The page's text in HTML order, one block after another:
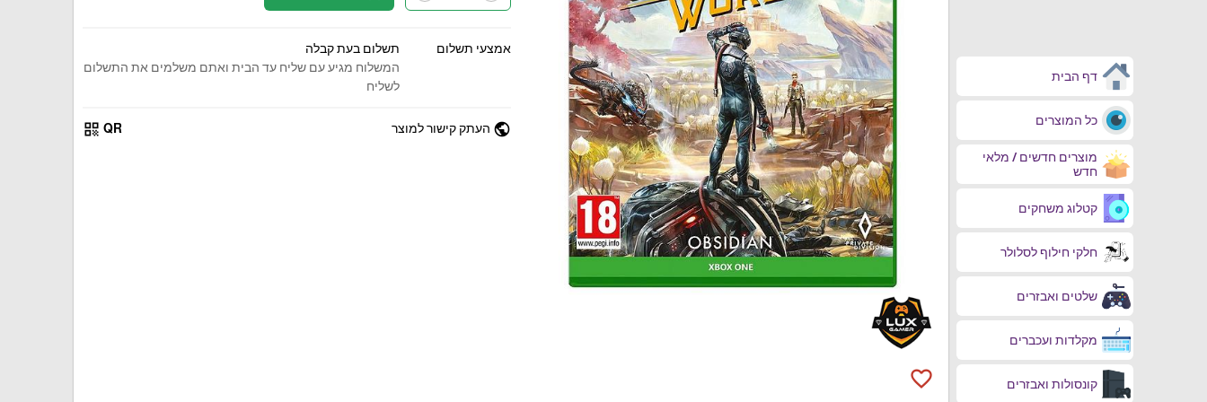
דף הבית
כל המוצרים
מוצרים חדשים / מלאי
חדש
קטלוג משחקים
חלקי חילוף לסלולר
שלטים ואבזרים
מקלדות ועכברים
קונסולות ואבזרים favorite_border
אמצעי תשלום
תשלום בעת קבלה
המשלוח מגיע עם שליח עד הבית ואתם משלמים את התשלום
לשליח
public העתק קישור למוצר QR
qr_code